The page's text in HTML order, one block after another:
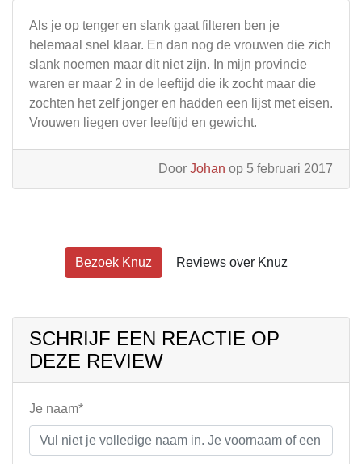
Als je op tenger en slank gaat filteren ben je
helemaal snel klaar. En dan nog de vrouwen die zich
slank noemen maar dit niet zijn. In mijn provincie
waren er maar 2 in de leeftijd die ik zocht maar die
zochten het zelf jonger en hadden een lijst met eisen.
Vrouwen liegen over leeftijd en gewicht.
Door Johan op 5 februari 2017
Bezoek Knuz Reviews over Knuz
SCHRIJF EEN REACTIE OP
DEZE REVIEW
Je naam*